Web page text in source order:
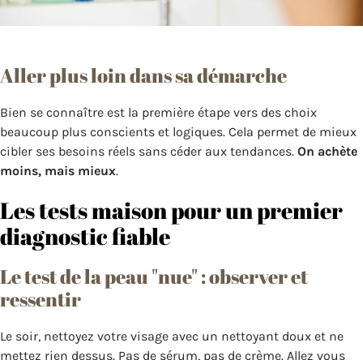
Aller plus loin dans sa démarche
Bien se connaître est la première étape vers des choix
beaucoup plus conscients et logiques. Cela permet de mieux
cibler ses besoins réels sans céder aux tendances. On achète
moins, mais mieux.
Les tests maison pour un premier
diagnostic fiable
Le test de la peau "nue" : observer et
ressentir
Le soir, nettoyez votre visage avec un nettoyant doux et ne
mettez rien dessus. Pas de sérum, pas de crème. Allez vous